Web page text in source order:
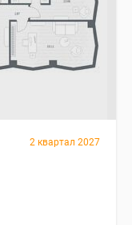
2 квартал 2027